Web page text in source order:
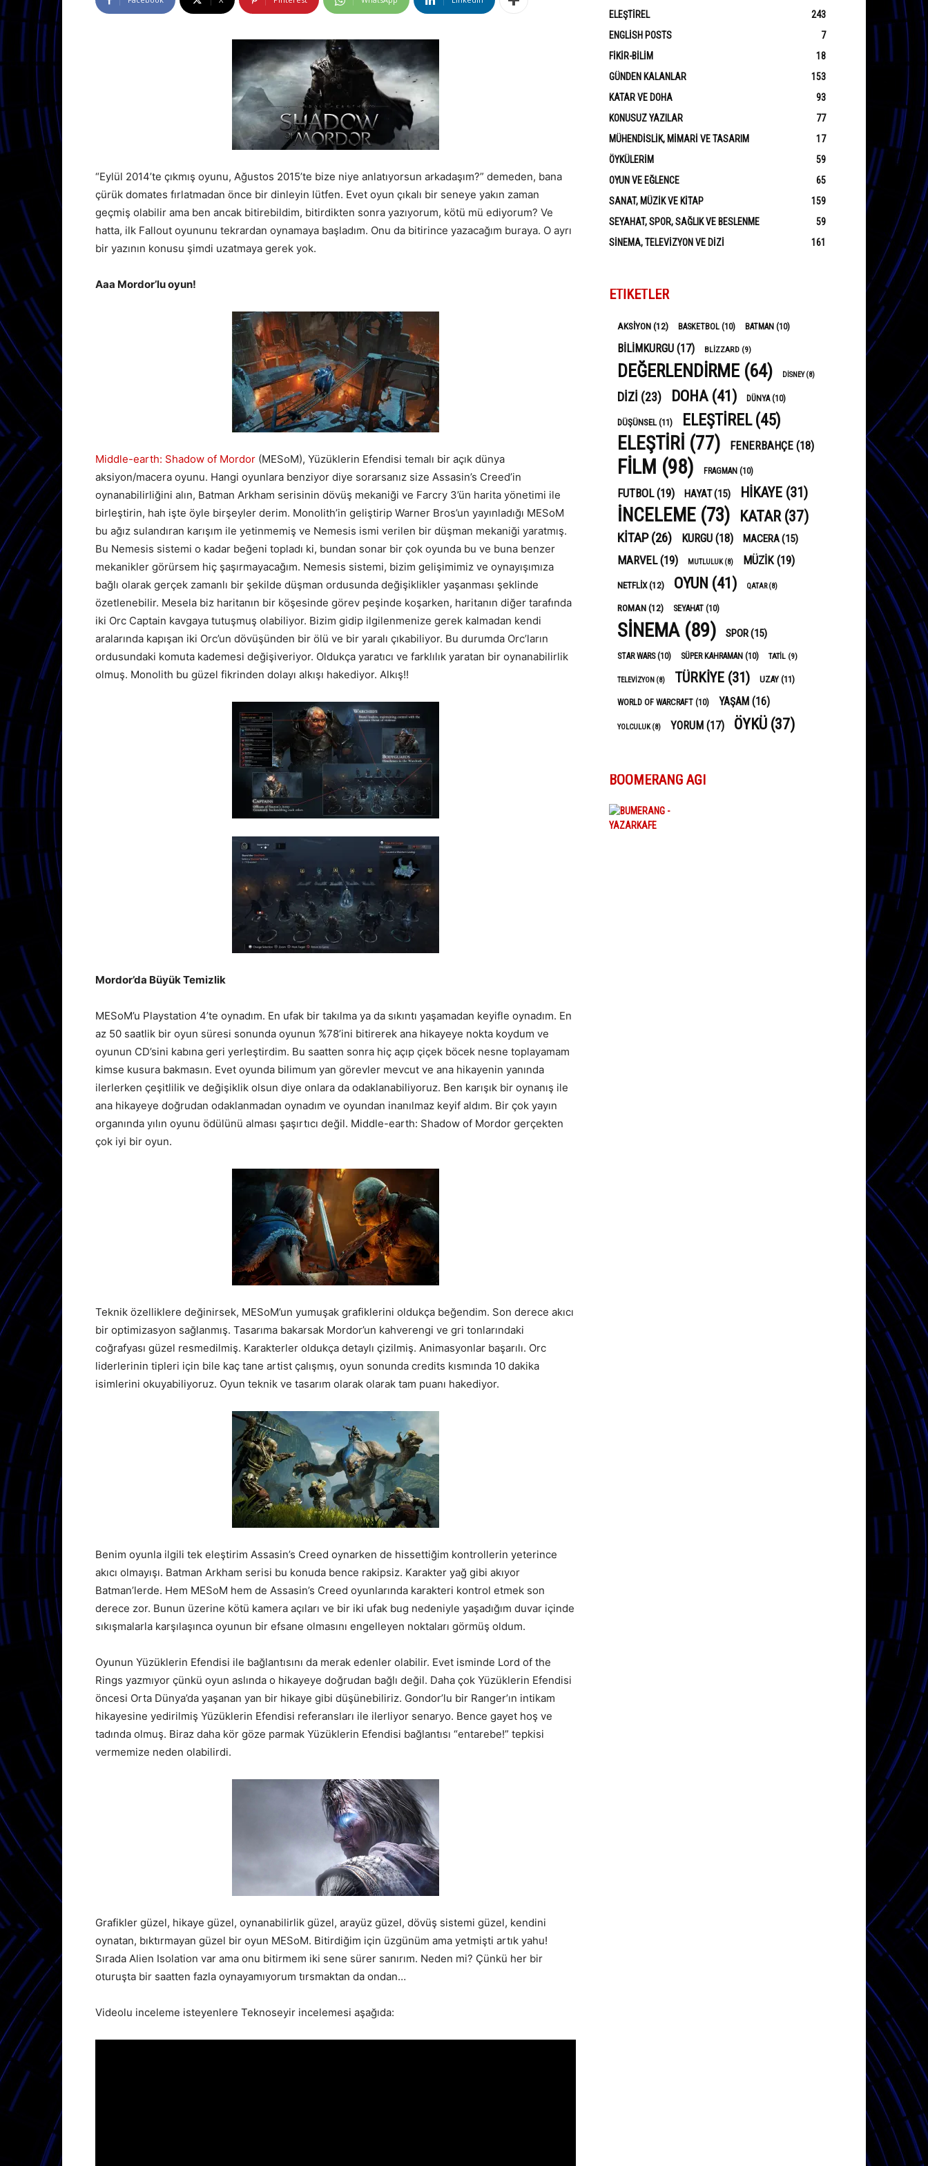
“Eylül 2014’te çıkmış oyunu, Ağustos 2015’te bize niye anlatıyorsun arkadaşım?” demeden, bana
çürük domates fırlatmadan önce bir dinleyin lütfen. Evet oyun çıkalı bir seneye yakın zaman
geçmiş olabilir ama ben ancak bitirebildim, bitirdikten sonra yazıyorum, kötü mü ediyorum? Ve
hatta, ilk Fallout oyununu tekrardan oynamaya başladım. Onu da bitirince yazacağım buraya. O ayrı
bir yazının konusu şimdi uzatmaya gerek yok.
Aaa Mordor’lu oyun!
Middle-earth: Shadow of Mordor (MESoM), Yüzüklerin Efendisi temalı bir açık dünya
aksiyon/macera oyunu. Hangi oyunlara benziyor diye sorarsanız size Assasin’s Creed’in
oynanabilirliğini alın, Batman Arkham serisinin dövüş mekaniği ve Farcry 3’ün harita yönetimi ile
birleştirin, hah işte öyle birşeyler derim. Monolith’in geliştirip Warner Bros’un yayınladığı MESoM
bu ağız sulandıran karışım ile yetinmemiş ve Nemesis ismi verilen bir düşman mekaniği yaratmış.
Bu Nemesis sistemi o kadar beğeni topladı ki, bundan sonar bir çok oyunda bu ve buna benzer
mekanikler görürsem hiç şaşırmayacağım. Nemesis sistemi, bizim gelişimimiz ve oynayışımıza
bağlı olarak gerçek zamanlı bir şekilde düşman ordusunda değişiklikler yaşanması şeklinde
özetlenebilir. Mesela biz haritanın bir köşesinde görev peşinde koşarken, haritanın diğer tarafında
iki Orc Captain kavgaya tutuşmuş olabiliyor. Bizim gidip ilgilenmenize gerek kalmadan kendi
aralarında kapışan iki Orc’un dövüşünden bir ölü ve bir yaralı çıkabiliyor. Bu durumda Orc’ların
ordusundaki komuta kademesi değişiveriyor. Oldukça yaratıcı ve farklılık yaratan bir oynanabilirlik
olmuş. Monolith bu güzel fikrinden dolayı alkışı hakediyor. Alkış!!
Mordor’da Büyük Temizlik
MESoM’u Playstation 4’te oynadım. En ufak bir takılma ya da sıkıntı yaşamadan keyifle oynadım. En
az 50 saatlik bir oyun süresi sonunda oyunun %78’ini bitirerek ana hikayeye nokta koydum ve
oyunun CD’sini kabına geri yerleştirdim. Bu saatten sonra hiç açıp çiçek böcek nesne toplayamam
kimse kusura bakmasın. Evet oyunda bilimum yan görevler mevcut ve ana hikayenin yanında
ilerlerken çeşitlilik ve değişiklik olsun diye onlara da odaklanabiliyoruz. Ben karışık bir oynanış ile
ana hikayeye doğrudan odaklanmadan oynadım ve oyundan inanılmaz keyif aldım. Bir çok yayın
organında yılın oyunu ödülünü alması şaşırtıcı değil. Middle-earth: Shadow of Mordor gerçekten
çok iyi bir oyun.
Teknik özelliklere değinirsek, MESoM’un yumuşak grafiklerini oldukça beğendim. Son derece akıcı
bir optimizasyon sağlanmış. Tasarıma bakarsak Mordor’un kahverengi ve gri tonlarındaki
coğrafyası güzel resmedilmiş. Karakterler oldukça detaylı çizilmiş. Animasyonlar başarılı. Orc
liderlerinin tipleri için bile kaç tane artist çalışmış, oyun sonunda credits kısmında 10 dakika
isimlerini okuyabiliyoruz. Oyun teknik ve tasarım olarak olarak tam puanı hakediyor.
Benim oyunla ilgili tek eleştirim Assasin’s Creed oynarken de hissettiğim kontrollerin yeterince
akıcı olmayışı. Batman Arkham serisi bu konuda bence rakipsiz. Karakter yağ gibi akıyor
Batman’lerde. Hem MESoM hem de Assasin’s Creed oyunlarında karakteri kontrol etmek son
derece zor. Bunun üzerine kötü kamera açıları ve bir iki ufak bug nedeniyle yaşadığım duvar içinde
sıkışmalarla karşılaşınca oyunun bir efsane olmasını engelleyen noktaları görmüş oldum.
Oyunun Yüzüklerin Efendisi ile bağlantısını da merak edenler olabilir. Evet isminde Lord of the
Rings yazmıyor çünkü oyun aslında o hikayeye doğrudan bağlı değil. Daha çok Yüzüklerin Efendisi
öncesi Orta Dünya’da yaşanan yan bir hikaye gibi düşünebiliriz. Gondor’lu bir Ranger’ın intikam
hikayesine yedirilmiş Yüzüklerin Efendisi referansları ile ilerliyor senaryo. Bence gayet hoş ve
tadında olmuş. Biraz daha kör göze parmak Yüzüklerin Efendisi bağlantısı “entarebe!” tepkisi
vermemize neden olabilirdi.
Grafikler güzel, hikaye güzel, oynanabilirlik güzel, arayüz güzel, dövüş sistemi güzel, kendini
oynatan, bıktırmayan güzel bir oyun MESoM. Bitirdiğim için üzgünüm ama yetmişti artık yahu!
Sırada Alien Isolation var ama onu bitirmem iki sene sürer sanırım. Neden mi? Çünkü her bir
oturuşta bir saatten fazla oynayamıyorum tırsmaktan da ondan…
Videolu inceleme isteyenlere Teknoseyir incelemesi aşağıda:
ELEŞTIREL
243
ENGLISH POSTS
7
FIKIR-BILIM
18
GÜNDEN KALANLAR
153
KATAR VE DOHA
93
KONUSUZ YAZILAR
77
MÜHENDISLIK, MIMARI VE TASARIM
17
ÖYKÜLERIM
59
OYUN VE EĞLENCE
65
SANAT, MÜZIK VE KITAP
159
SEYAHAT, SPOR, SAĞLIK VE BESLENME
59
SINEMA, TELEVIZYON VE DIZI
161
ETIKETLER
AKSIYON(12) BASKETBOL (10) BATMAN (10)
BILIMKURGU (17) BLIZZARD (9)
DEĞERLENDIRME (64) DISNEY(8)
DIZI (23) DOHA (41) DÜNYA(10)
DÜŞÜNSEL(11) ELEŞTIREL(45)
ELEŞTIRI (77) FENERBAHÇE (18)
FILM (98) FRAGMAN (10)
FUTBOL(19) HAYAT(15) HIKAYE (31)
INCELEME (73) KATAR(37)
KITAP(26) KURGU (18) MACERA(15)
MARVEL(19) MUTLULUK(8) MÜZIK(19)
NETFLIX(12) OYUN (41) QATAR(8)
ROMAN(12) SEYAHAT (10)
SINEMA(89) SPOR(15)
STAR WARS(10) SÜPER KAHRAMAN (10) TATIL (9)
TELEVIZYON (8) TÜRKIYE (31) UZAY (11)
WORLD OF WARCRAFT (10) YAŞAM (16)
YOLCULUK(8) YORUM (17) ÖYKÜ (37)
BOOMERANG AĞI